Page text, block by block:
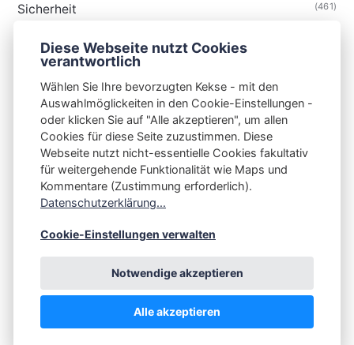
Sicherheit (461)
Thunderbird
S3N🧩NET
Integrating Open-Source Blog Network (iOSBN)
Impressum
Kontakt
💪by☕ ❤️ & Publii CMS
Diese Webseite nutzt Cookies
verantwortlich
Wählen Sie Ihre bevorzugten Kekse - mit den
Auswahlmöglickeiten in den Cookie-Einstellungen -
oder klicken Sie auf "Alle akzeptieren", um allen
Cookies für diese Seite zuzustimmen. Diese
Webseite nutzt nicht-essentielle Cookies fakultativ
für weitergehende Funktionalität wie Maps und
Kommentare (Zustimmung erforderlich).
Datenschutzerklärung...
Cookie-Einstellungen verwalten
Notwendige akzeptieren
Alle akzeptieren